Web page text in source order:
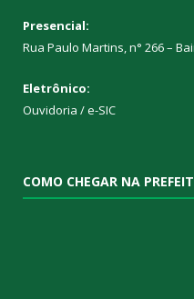
Presencial:
Rua Paulo Martins, n° 266 –
Eletrônico:
Ouvidoria /e-SIC
COMO CHEGAR NA